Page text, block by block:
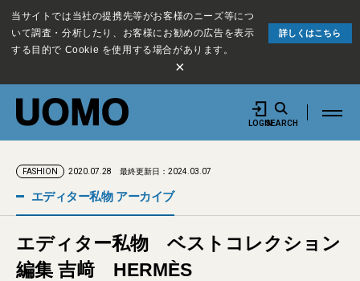
当サイトでは当社の提携先等がお客様のニーズ等につ
いて調査・分析したり、お客様にお勧めの広告を表示
する目的で Cookie を使用する場合があります。
詳しくはこちら
×
LOGINSEARCH
FASHION 2020.07.28 最終更新日：2024.03.07
エディター私物 アーカイブ
エディター私物 ベストコレクション
編集 吉﨑 HERMÈS